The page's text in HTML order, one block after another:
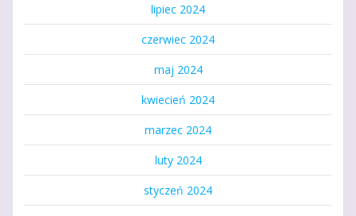
lipiec 2024
czerwiec 2024
maj 2024
kwiecień 2024
marzec 2024
luty 2024
styczeń 2024